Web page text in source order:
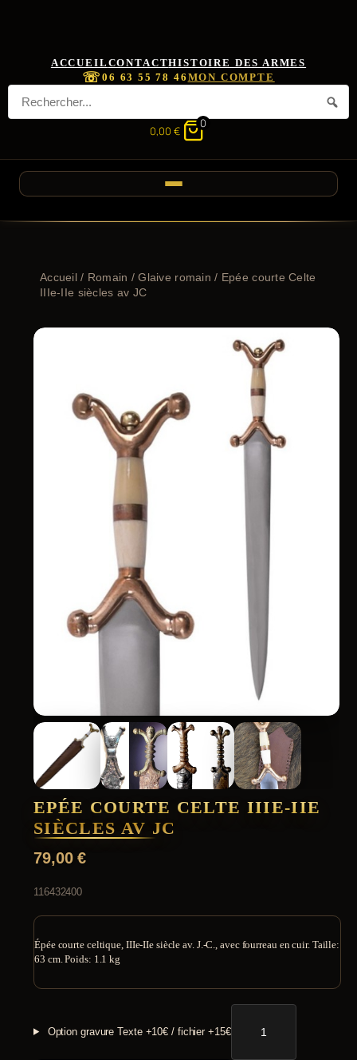
ACCUEIL CONTACTHISTOIRE DES ARMES
☏06 63 55 78 46 MON COMPTE
0,00 €
0
Accueil/ Romain /Glaive romain / Epée courte Celte
IIIe-IIe siècles av JC
EPÉE COURTE CELTE IIIE-IIE
SIÈCLES AV JC
79,00€
116432400
Épée courte celtique, IIIe-IIe siècle av. J.-C., avec fourreau en cuir. Taille:
63 cm. Poids: 1.1 kg
Option gravure Texte +10€ / fichier +15€
quantité
Epée